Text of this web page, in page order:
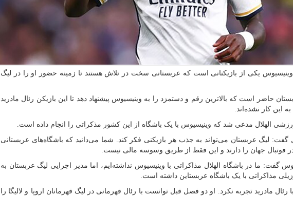
یکی از بازیکنانی است که عربستانی سخت در تلاش هستند تا زمینه حضور او را در لیگ
حاضر است که بالاترین رقم و دستمزد را به وینیسیوس پیشنهاد دهد تا این بازیکن رئال مادرید
این کار نشده‌اند.
الهلال مدعی شد که وینیسیوس با یک باشگاه از این کشور مذکراتی را انجام داده است.
گفت: لیگ عربستان می‌تواند به جذب هر بازیکنی فکر کند. شما می‌دانید که باشگاه‌های عربستانی
فوتبال جهان را دارند و این فقط از طریق وسوسه مالی نیست.
گفت: ما در باشگاه الهلال مذاکراتی با وینیسیوس نداشته‌ایم، اما مدیر اجرایی لیگ عربستان به
مذاکراتی با یک باشگاه عربستاین داشته است.
مادرید تجربه نکرد. او دو فصل قبل توانست با رئال قهرمانی در لیگ قهرمانان اروپا و لالیگا را